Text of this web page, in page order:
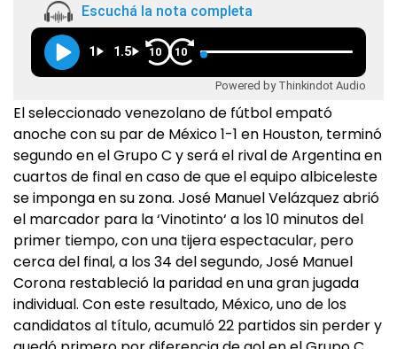
Escuchá la nota completa
1 1.5 10 10
Powered by Thinkindot Audio
El seleccionado venezolano de fútbol empató
anoche con su par de México 1-1 en Houston, terminó
segundo en el Grupo C y será el rival de Argentina en
cuartos de final en caso de que el equipo albiceleste
se imponga en su zona. José Manuel Velázquez abrió
el marcador para la ‘Vinotinto‘ a los 10 minutos del
primer tiempo, con una tijera espectacular, pero
cerca del final, a los 34 del segundo, José Manuel
Corona restableció la paridad en una gran jugada
individual. Con este resultado, México, uno de los
candidatos al título, acumuló 22 partidos sin perder y